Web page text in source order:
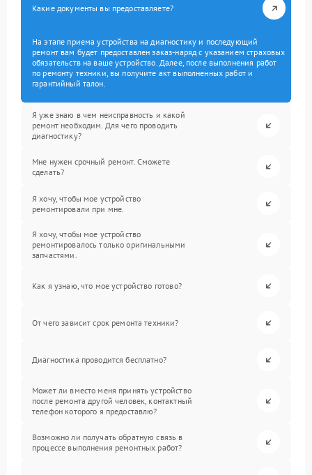
Какие документы вы предоставляете?
На этапе приема устройства на диагностику и последующий
ремонт вам будет предоставлен заказ-наряд с указанием страховых
обязательств на ваше устройство. Далее, после выполнения работ
по ремонту техники, вы получите акт выполненных работ и
гарантийный талон.
Я уже знаю в чем неисправность и какой
ремонт необходим. Для чего проводить
диагностику?
Мне нужен срочный ремонт. Сможете
сделать?
Я хочу, чтобы мое устройство
ремонтировали при мне.
Я хочу, чтобы мое устройство
ремонтировалось только оригинальными
запчастями.
Как я узнаю, что мое устройство готово?
От чего зависит срок ремонта техники?
Диагностика проводится бесплатно?
Может ли вместо меня принять устройство
после ремонта другой человек, контактный
телефон которого я предоставлю?
Возможно ли получать обратную связь в
процессе выполнения ремонтных работ?